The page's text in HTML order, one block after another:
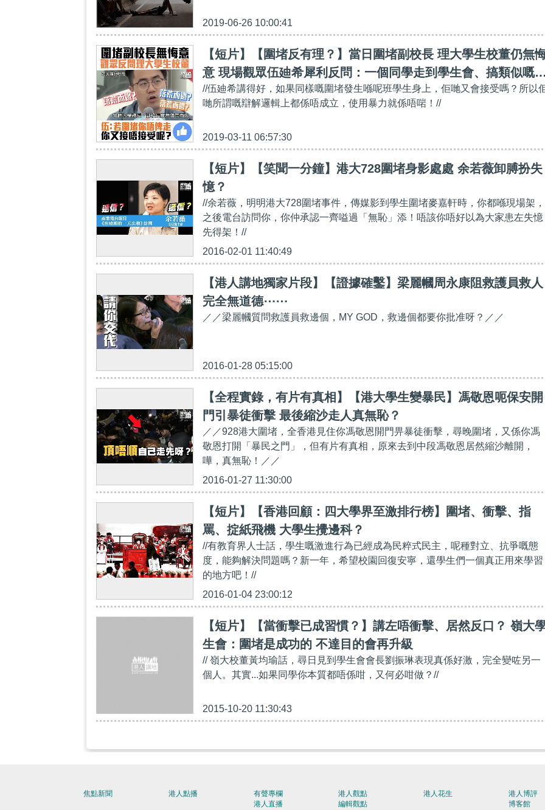
2019-06-26 10:00:41
【短片】【圍堵反有理？】當日圍堵副校長 理大學生校董仍無
意 現場觀眾伍廸希犀利反問：一個同學走到學生會、搞類似嘅事
情、你會不會接受？
//伍廸希講得好，如果同樣嘅圍堵發生喺呢班學生身上，佢哋又會接受嗎？所以
哋所謂嘅辯解邏輯上都係唔成立，使用暴力就係唔啱！//
2019-03-11 06:57:30
【短片】【笑聞一分鐘】港大728圍堵身影處處 余若薇卸膊扮失
憶？
//余若薇，明明港大728圍堵事件，傳媒影到學生圍堵麥嘉軒時，你都喺現場架，
之後電台訪問你，你仲承認一齊嗌過「無恥」添！唔該你唔好以為大家患左失憶
先得架！//
2016-02-01 11:40:49
【港人講地獨家片段】【證據確鑿】梁麗幗周永康阻救護員救人
完全無道德⋯⋯
／／梁麗幗質問救護員救邊個，MY GOD，救邊個都要你批准呀？／／
2016-01-28 05:15:00
【全程實錄，有片有真相】【港大學生變暴民】馮敬恩呃保安開
門引暴徒衝擊 最後縮沙走人真無恥？
／／928港大圍堵，全香港見住你馮敬恩開門畀暴徒衝擊，尋晚圍堵，又係你馮
敬恩打開「暴民之門」，但有片有真相，原來去到中段馮敬恩居然縮沙離開，
嘩，真無恥！／／
2016-01-27 11:30:00
【短片】【香港回顧：四大學界至激排行榜】圍堵、衝擊、指
罵、掟紙飛機 大學生攪邊科？
//有教育界人士話，學生嘅激進行為已經成為民粹式民主，呢種對立、抗爭嘅態
度，能夠解決問題嗎？新一年，希望校園回復安寧，還學生們一個真正用來學習
的地方吧！//
2016-01-04 23:00:12
【短片】【當衝擊已成習慣？】講左唔衝擊、居然反口？ 嶺大
生會：圍堵是成功的 不達目的會再升級
// 嶺大校董黃均瑜話，尋日見到學生會會長劉振琳表現真係好激，完全變咗另一
個人。其實...如果同學你本質都唔係咁，又何必咁做？//
2015-10-20 11:30:43
焦點新聞 港人點播
有聲專欄
港人直播
港人觀點
編輯觀點
港人花生
港人博評
博客館